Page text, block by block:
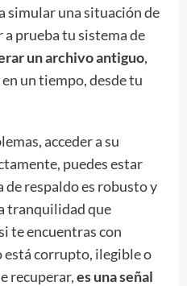
simular una situación de
prueba tu sistema de
un archivo antiguo,
un tiempo, desde tu
acceder a su
puedes estar
de respaldo es robusto y
tranquilidad que
te encuentras con
corrupto, ilegible o
recuperar,es una señal